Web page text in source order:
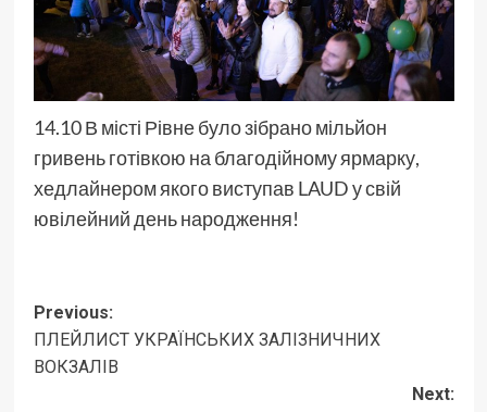
14.10 В місті Рівне було зібрано мільйон
гривень готівкою на благодійному ярмарку,
хедлайнером якого виступав LAUD у свій
ювілейний день народження!
Post
navigation
Previous:
ПЛЕЙЛИСТ УКРАЇНСЬКИХ ЗАЛІЗНИЧНИХ
ВОКЗАЛІВ
Next: